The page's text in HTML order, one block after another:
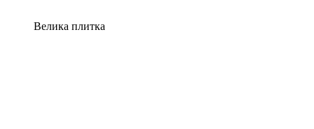
Велика плитка